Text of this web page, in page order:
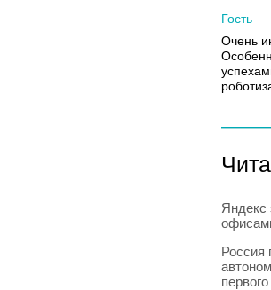
Гость
Очень
Яндекс
Россия